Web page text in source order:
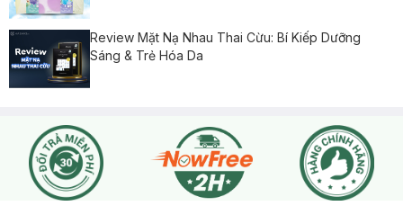
Review Mặt Nạ Nhau Thai Cừu: Bí Kiếp Dưỡng
Sáng & Trẻ Hóa Da